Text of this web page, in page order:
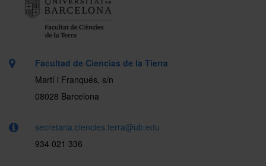
Facultad de Ciencias de la Tierra
Martí i Franqués, s/n
08028 Barcelona
secretaria.ciencies.terra@ub.edu
934 021 336